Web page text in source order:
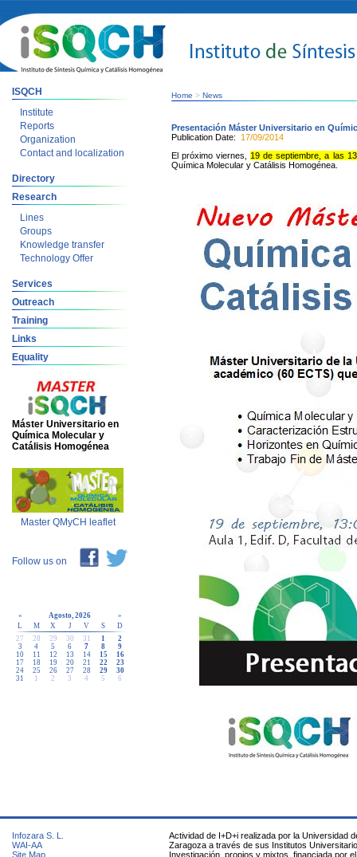
ISQCH
Institute
Reports
Organization
Contact and localization
Directory
Research
Lines
Groups
Knowledge transfer
Technology Offer
Services
Outreach
Training
Links
Equality
Máster Universitario en
Química Molecular y
Catálisis Homogénea
Master QMyCH leaflet
Follow us on
« Agosto, 2026
»
L
M X J V S
D
27
28 29 30 31 1
2
3
4 5 6 7 8
9
10
11 12 13 14 15
16
17
18 19 20 21 22
23
24
25 26 27 28 29
30
31
1 2 3 4 5 6
Home > News
Presentación Máster Universitario en
Publication Date: 17/09/2014
El próximo viernes, 19 de septiembre, a las
Química Molecular y Catálisis Homogénea.
Infozara S. L.
WAI-AA
Site Map
Actividad de I+D+i realizada por la Universidad
Zaragoza a través de sus Institutos
Investigación, propios y mixtos, financiada por